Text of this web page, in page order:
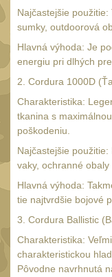
Čelové svetlá -
čelovky
Svítilny pro
AA/AAA/14500
baterie
Svítilny pro
baterie 5
Svítilny pro
CR123A/
baterie3
Svietidlá s
Potápačské
Najčastejšie použitie:
sumky, outdoorová
Hlavná výhoda: Je
energiu pri dlhých
2. Cordura 1000D
Charakteristika:
tkanina s
poškodeniu.
Najčastejšie
vaky, ochranné obaly
Hlavná výhoda:
tie najtvrdšie bojové
3. Cordura Ballistic
Charakteristika:
charakteristickou
Pôvodne navrhnutá